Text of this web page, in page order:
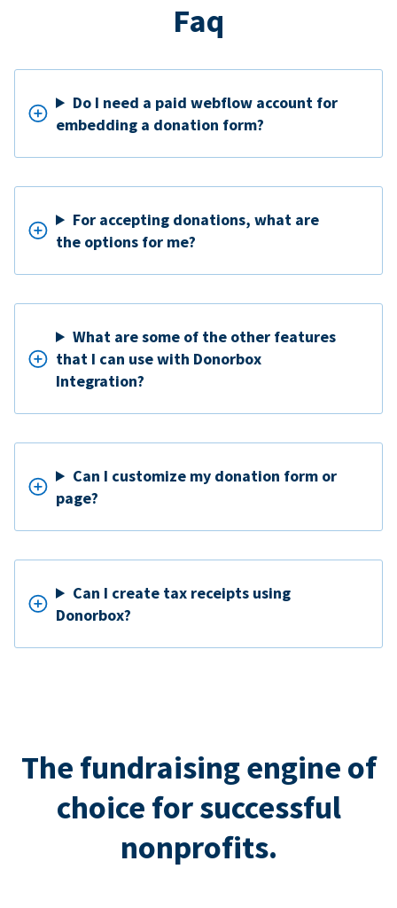
Faq
Do I need a paid webflow account for
embedding a donation form?
For accepting donations, what are
the options for me?
What are some of the other features
that I can use with Donorbox
Integration?
Can I customize my donation form or
page?
Can I create tax receipts using
Donorbox?
The fundraising engine of
choice for successful
nonprofits.